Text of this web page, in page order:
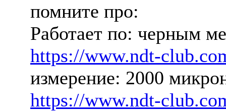
помните про:
Работает по: черным
https://www.ndt-
измерение: 2000
https://www.ndt-